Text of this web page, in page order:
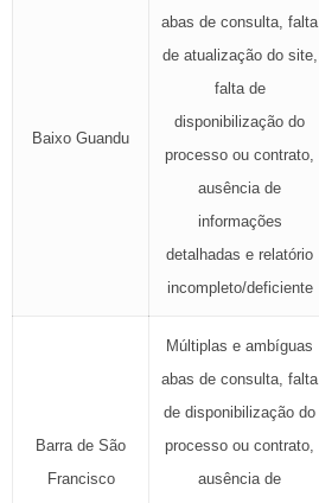
Baixo Guandu
abas de consulta, falta
de atualização do site,
falta de
disponibilização do
processo ou contrato,
ausência de
informações
detalhadas e relatório
incompleto/deficiente
Barra de São
Francisco
Múltiplas e ambíguas
abas de consulta, falta
de disponibilização do
processo ou contrato,
ausência de